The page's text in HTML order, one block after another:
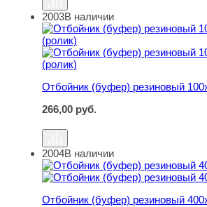
Отбойник (буфер) резиновый
2003В наличии
Отбойник (буфер) резиновый
266,00 руб.
Отбойник (буфер) резиновый
2004В наличии
Отбойник (буфер) резиновый